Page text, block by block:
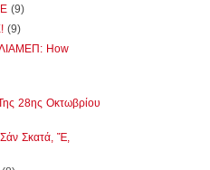
(9)
(9)
How
28ης Οκτωβρίου
Σάν Σκατά, Ἔ,